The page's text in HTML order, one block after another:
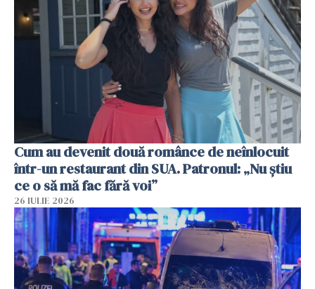
Cum au devenit două românce de neînlocuit
într-un restaurant din SUA. Patronul: „Nu știu
ce o să mă fac fără voi”
26 IULIE 2026